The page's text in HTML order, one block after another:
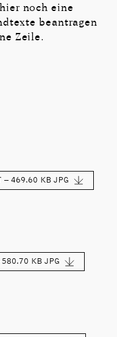
noch eine
beantragen
Zeile.
– 469.60 KB JPG
580.70 KB JPG